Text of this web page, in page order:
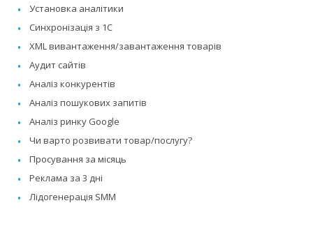
Установка аналітики
Синхронізація з 1C
XML вивантаження/завантаження товарів
Аудит сайтів
Аналіз конкурентів
Аналіз пошукових запитів
Аналіз ринку Google
Чи варто розвивати товар/послугу?
Просування за місяць
Реклама за 3 дні
Лідогенерація SMM